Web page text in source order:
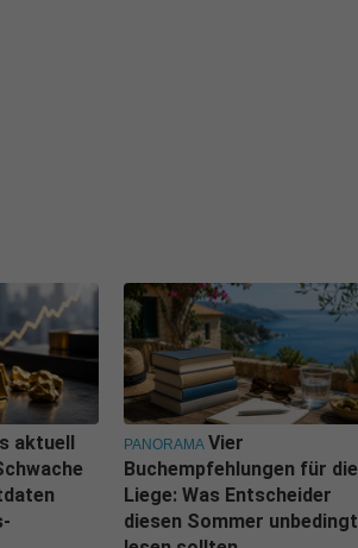
aktuell
PANORAMA Vier
Buchempfehlungen für die
Liege: Was Entscheider
diesen Sommer unbedingt